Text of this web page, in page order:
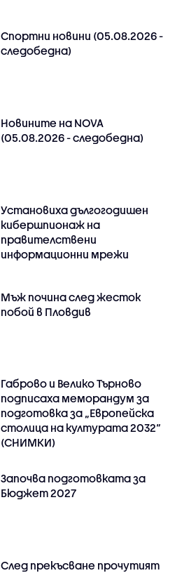
Спортни новини (05.08.2026 -
следобедна)
Новините на NOVA
(05.08.2026 - следобедна)
Установиха дългогодишен
кибершпионаж на
правителствени
информационни мрежи
Мъж почина след жесток
побой в Пловдив
Габрово и Велико Търново
подписаха меморандум за
подготовка за „Европейска
столица на културата 2032“
(СНИМКИ)
Започва подготовката за
Бюджет 2027
След прекъсване прочутият